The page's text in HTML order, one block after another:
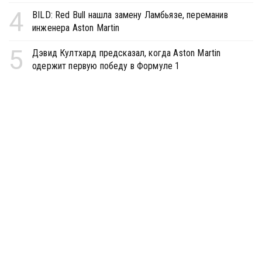
4
BILD: Red Bull нашла замену Ламбьязе, переманив
инженера Aston Martin
5
Дэвид Култхард предсказал, когда Aston Martin
одержит первую победу в Формуле 1